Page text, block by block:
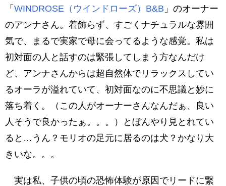
「 WINDROSE（ウインドローズ）B&B 」のオーナー
のアンナさん。着飾らず、すごくナチュラルな雰囲
気で、まるで実家で母に会ってるような感覚。私は
初対面の人と話すのは緊張してしまう方なんだけ
ど、アンナさんからは超自然体でリラックスしてい
るオーラが溢れていて、初対面なのに不思議と妙に
落ち着く。（この人がオーナーさんなんだぁ、良い
人そうで良かったぁ。。。）とぼんやり見とれてい
ると…うん？モリオの足元に居るのは犬？かなり大
きいな。。。
実は私、子供の頃の恐怖体験が原因でリードに繋